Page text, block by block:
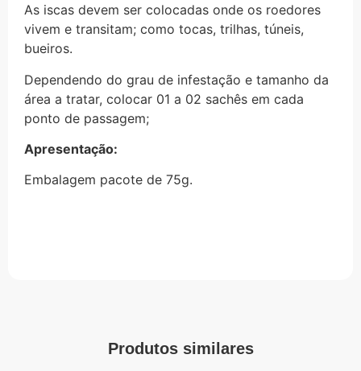
As iscas devem ser colocadas onde os roedores
vivem e transitam; como tocas, trilhas, túneis,
bueiros.
Dependendo do grau de infestação e tamanho da
área a tratar, colocar 01 a 02 sachês em cada
ponto de passagem;
Apresentação:
Embalagem pacote de 75g.
Produtos similares